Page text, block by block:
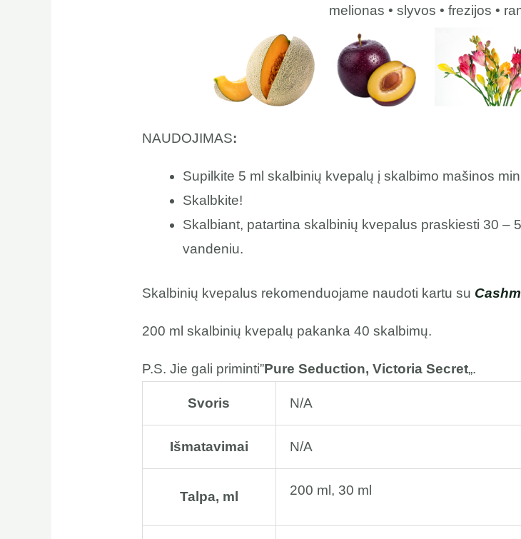
melionas • slyvos • frezijos •
NAUDOJIMAS:
Supilkite 5 ml skalbinių kvepalų į skalbimo mašinos
Skalbkite!
Skalbiant, patartina skalbinių kvepalus praskiesti 30 –
vandeniu.
Skalbinių kvepalus rekomenduojame naudoti kartu su
200 ml skalbinių kvepalų pakanka 40 skalbimų.
P.S. Jie gali priminti”Pure Seduction, Victoria Secret„.
Svoris N/A
Išmatavimai N/A
Talpa, ml 200 ml, 30 ml